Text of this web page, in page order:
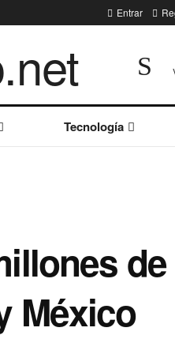
Entrar
Tecnología
México